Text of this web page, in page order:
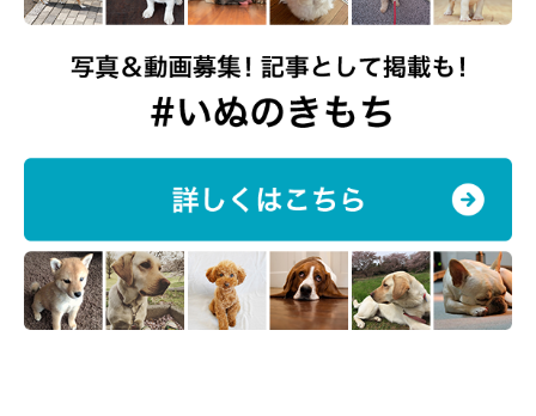
※アンケートコメントは飼い主さんがご自身の体験を回答したも
のです。
※写真はスマホアプリ「いぬ・ねこのきもち」で投稿されたもの
※記事の内容は2024年10月時点の情報です。